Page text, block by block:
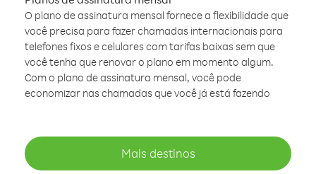
O plano de assinatura mensal fornece a flexibilidade que
você precisa para fazer chamadas internacionais para
telefones fixos e celulares com tarifas baixas sem que
você tenha que renovar o plano em momento algum.
Com o plano de assinatura mensal, você pode
economizar nas chamadas que você já está fazendo
Mais destinos